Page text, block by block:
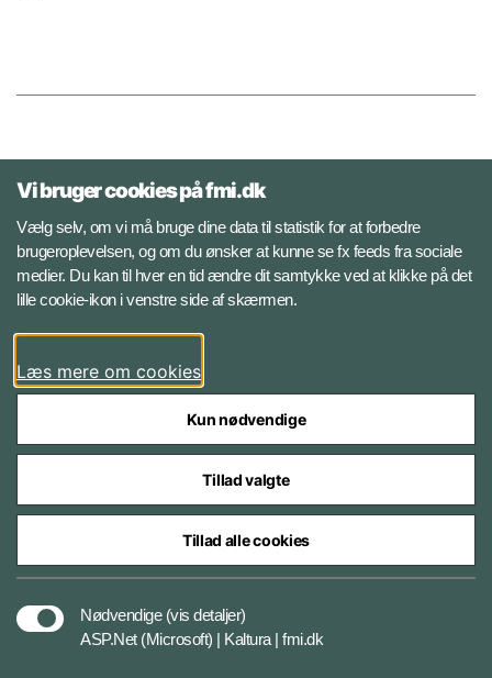
Helseholmen 1
2650 Hvidovre
It-servicecenter
Telefon: 728 59900
Styrelser og myndigheder under Forsvarsministeriet
Vi bruger cookies på fmi.dk
Vælg selv, om vi må bruge dine data til statistik for at forbedre
brugeroplevelsen, og om du ønsker at kunne se fx feeds fra sociale
medier. Du kan til hver en tid ændre dit samtykke ved at klikke på det
lille cookie-ikon i venstre side af skærmen.
Læs mere om cookies
Kun nødvendige
Tillad valgte
Tillad alle cookies
Nødvendige (vis detaljer)
ASP.Net (Microsoft) | Kaltura | fmi.dk